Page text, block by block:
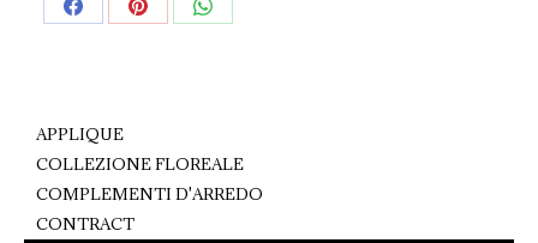
Share Share Share
APPLIQUE
COLLEZIONE FLOREALE
COMPLEMENTI D'ARREDO
CONTRACT